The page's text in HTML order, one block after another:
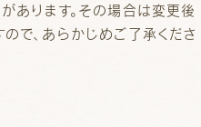
あります。その場合は変更後
で、あらかじめご了承くださ